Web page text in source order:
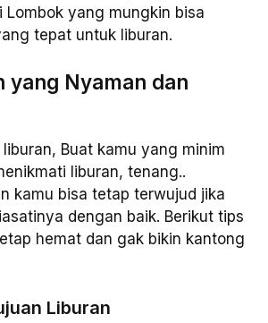
Lombok yang mungkin bisa
tepat untuk liburan.
yang Nyaman dan
Buat kamu yang minim
liburan, tenang..
kamu bisa tetap terwujud jika
dengan baik. Berikut tips
hemat dan gak bikin kantong
Liburan